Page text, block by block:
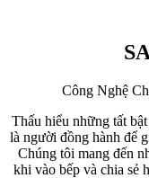
Công Nghệ
Thấu hiểu những tất
là người đồng hành để
Chúng tôi mang đến
khi vào bếp và chia sẻ